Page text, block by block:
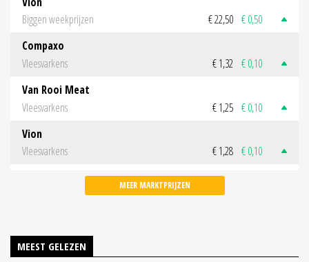
Biggen weekprijzen
€ 22,50 € 0,50
Compaxo
Vleesvarkens
€ 1,32 € 0,10
Van Rooi Meat
Vleesvarkens
€ 1,25 € 0,10
Vion
Vleesvarkens
€ 1,28 € 0,10
MEER MARKTPRIJZEN
MEEST GELEZEN